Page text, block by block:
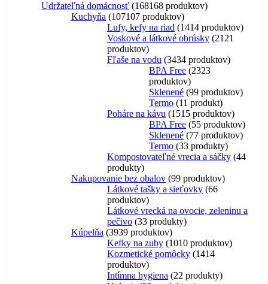
Udržateľná domácnosť 168168 produktov
Kuchyňa
107107 produktov
Lufy, kefy na riad
1414 produktov
Voskové a látkové obrúsky 21 21
produktov
Fľaše na vodu 3434 produktov
BPA Free 2323
produktov
Sklenené 99 produktov
Termo 11 produkt
Poháre na kávu
1515 produktov
BPA Free 55 produktov
Sklenené 77 produktov
Termo 33 produkty
Kompostovateľné vrecia a sáčky 44
produkty
Nakupovanie bez obalov 99 produktov
Látkové tašky a sieťovky 66
produktov
Látkové vrecká na ovocie, zeleninu a
pečivo 33 produkty
Kúpelňa 3939 produktov
Kefky na zuby 1010 produktov
Kozmetické pomôcky 1414
produktov
Intímna hygiena
22 produkty